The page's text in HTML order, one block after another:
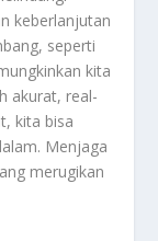
keberlanjutan
seperti
kita
akurat, real-
kita bisa
Menjaga
merugikan